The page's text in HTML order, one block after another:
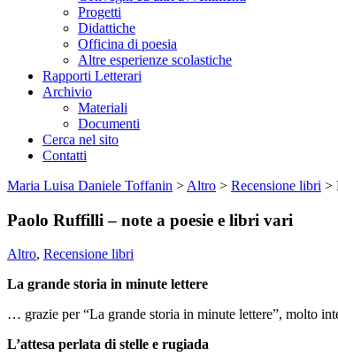
Progetti
Didattiche
Officina di poesia
Altre esperienze scolastiche
Rapporti Letterari
Archivio
Materiali
Documenti
Cerca nel sito
Contatti
Maria Luisa Daniele Toffanin > Altro > Recensione libri >
Paolo Ruffilli – note a poesie e libri vari
Altro, Recensione libri
La grande storia in minute lettere
… grazie per “La grande storia in minute lettere”, molto
L’attesa perlata di stelle e rugiada